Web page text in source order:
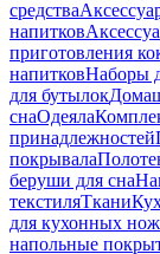
средства
напитков
приготовления
напитковНаборы
для бутылок
снаОдеяла
принадлежностей
покрывала
беруши для сна
текстиляТкани
для кухонных
напольные